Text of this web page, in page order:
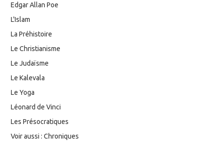
Edgar Allan Poe
L'Islam
La Préhistoire
Le Christianisme
Le Judaïsme
Le Kalevala
Le Yoga
Léonard de Vinci
Les Présocratiques
Voir aussi : Chroniques